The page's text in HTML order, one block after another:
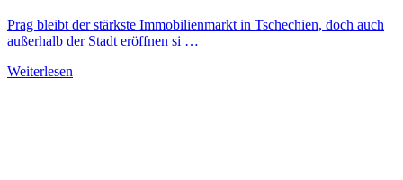
Prag bleibt der stärkste Immobilienmarkt in Tschechien, doch auch
außerhalb der Stadt eröffnen si …
Weiterlesen